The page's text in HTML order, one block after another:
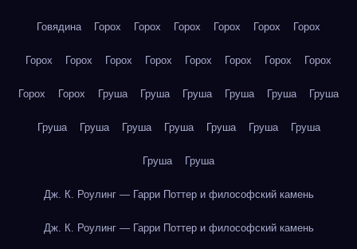
Говядина Горох Горох Горох Горох Горох Горох
Горох Горох Горох Горох Горох Горох Горох Горох
Горох Горох Груша Груша Груша Груша Груша Груша
Груша Груша Груша Груша Груша Груша Груша
Груша Груша
Дж. К. Роулинг — Гарри Поттер и философский камень
Дж. К. Роулинг — Гарри Поттер и философский камень